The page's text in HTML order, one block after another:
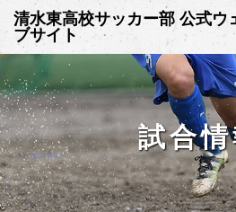
Skip
to
content
清水東高校サッカー部 公式ウ
ブサイト
試合